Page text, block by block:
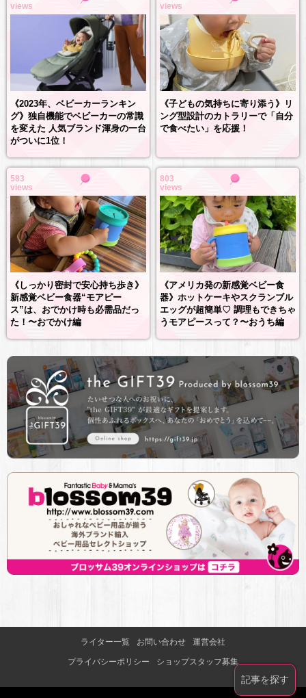
views
《2023年、ベビーカーランキン
グ》独自機能でベビーカーの常識
を変えた 人気ブランド渾身の一台
がついに1位！
views
《子どもの気持ちに寄り添う》リ
ング型設計のカトラリーで「自分
で食べたい」を応援！
583
views
《しっかり密封で安心持ち歩き》
新感覚ベビー食器“モアピー
ス”は、おでかけ時も必需品だっ
た！〜おでかけ編
803
views
《アメリカ発の新感覚ベビー食
器》ホットケーキやスクランブル
エッグが超簡単♡ 調理もできちゃ
うモアピースって？〜おうち編
記事を探す
ライター一覧 お問い合わせ 運営会社
プライバシーポリシー ショップスタッフ募集